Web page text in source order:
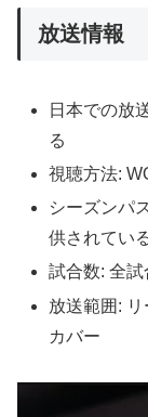
放送情報
日本での放
る
視聴方法:
シーズンパ
供されてい
試合数: 全
放送範囲:
カバー